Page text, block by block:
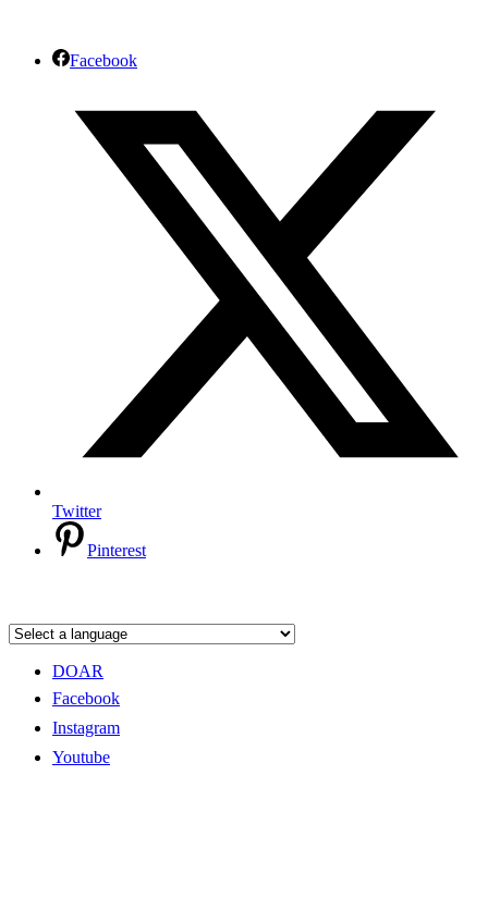
Facebook
Twitter
Pinterest
DOAR
Facebook
Instagram
Youtube